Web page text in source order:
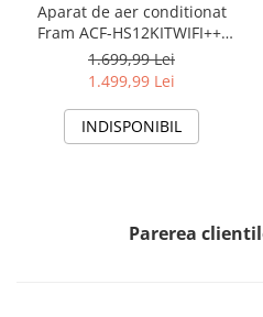
Aparat de aer conditionat
Fram ACF-HS12KITWIFI++,
12000 BTU, Wifi, Kit
instalare inclus, Functie
1.699,99 Lei
1.499,99 Lei
INDISPONIBIL
Parerea